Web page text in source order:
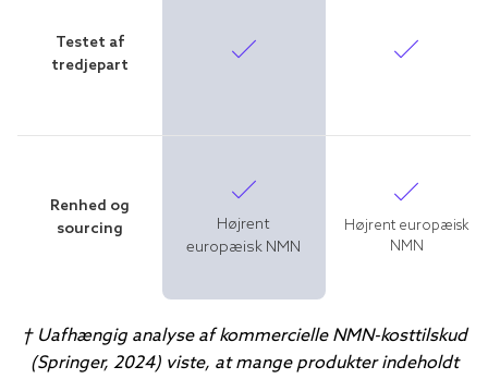
Testet af
tredjepart
Renhed og
sourcing
Højrent
europæisk NMN
Højrent europæisk
NMN
† Uafhængig analyse af kommercielle NMN-kosttilskud
(Springer, 2024) viste, at mange produkter indeholdt